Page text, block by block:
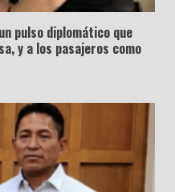
pulso diplomático que
y a los pasajeros como